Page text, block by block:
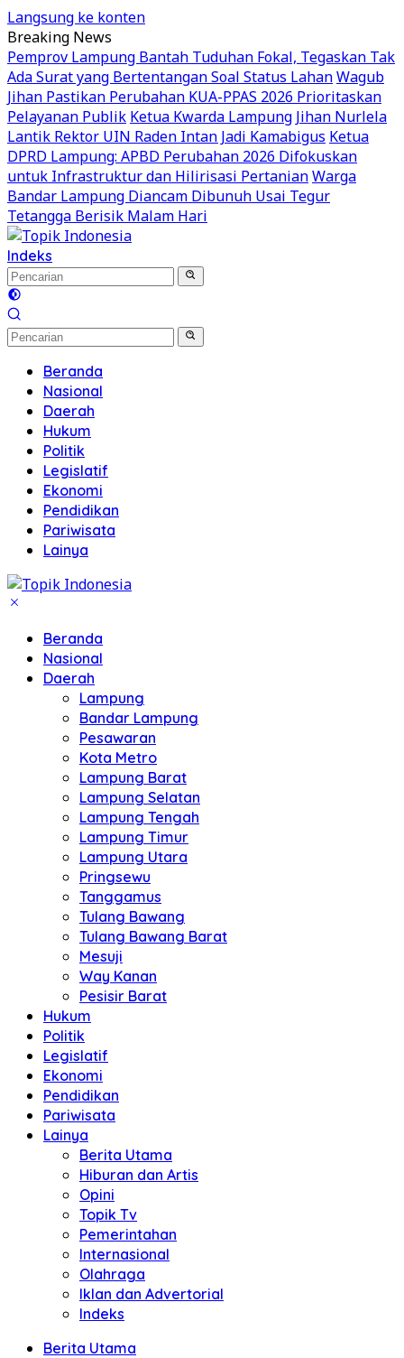
Langsung ke konten
Breaking News
Pemprov Lampung Bantah Tuduhan Fokal, Tegaskan Tak
Ada Surat yang Bertentangan Soal Status LahanWagub
Jihan Pastikan Perubahan KUA-PPAS 2026 Prioritaskan
Pelayanan Publik Ketua Kwarda Lampung Jihan Nurlela
Lantik Rektor UIN Raden Intan Jadi Kamabigus Ketua
DPRD Lampung: APBD Perubahan 2026 Difokuskan
untuk Infrastruktur dan Hilirisasi PertanianWarga
Bandar Lampung Diancam Dibunuh Usai Tegur
Tetangga Berisik Malam Hari
Indeks
Beranda
Nasional
Daerah
Hukum
Politik
Legislatif
Ekonomi
Pendidikan
Pariwisata
Lainya
Beranda
Nasional
Daerah
Lampung
Bandar Lampung
Pesawaran
Kota Metro
Lampung Barat
Lampung Selatan
Lampung Tengah
Lampung Timur
Lampung Utara
Pringsewu
Tanggamus
Tulang Bawang
Tulang Bawang Barat
Mesuji
Way Kanan
Pesisir Barat
Hukum
Politik
Legislatif
Ekonomi
Pendidikan
Pariwisata
Lainya
Berita Utama
Hiburan dan Artis
Opini
Topik Tv
Pemerintahan
Internasional
Olahraga
Iklan dan Advertorial
Indeks
Berita Utama